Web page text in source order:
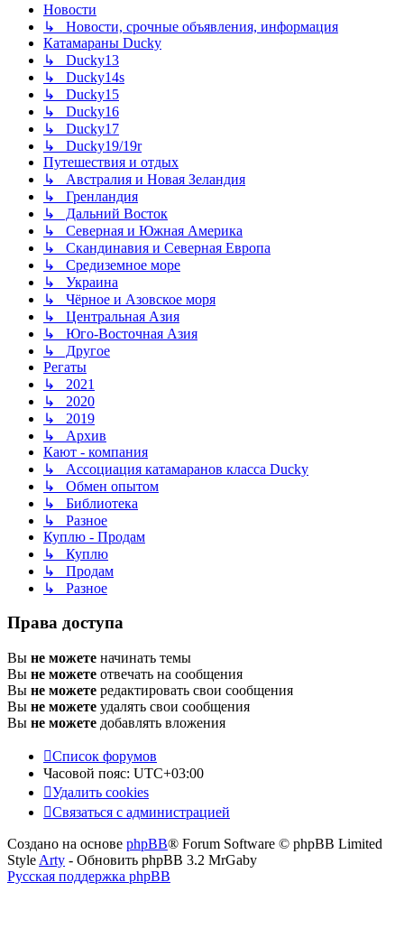
Новости
↳ Новости, срочные объявления, информация
Катамараны Ducky
↳ Ducky13
↳ Ducky14s
↳ Ducky15
↳ Ducky16
↳ Ducky17
↳ Ducky19/19r
Путешествия и отдых
↳ Австралия и Новая Зеландия
↳ Гренландия
↳ Дальний Восток
↳ Северная и Южная Америка
↳ Скандинавия и Северная Европа
↳ Средиземное море
↳ Украина
↳ Чёрное и Азовское моря
↳ Центральная Азия
↳ Юго-Восточная Азия
↳ Другое
Регаты
↳ 2021
↳ 2020
↳ 2019
↳ Архив
Кают - компания
↳ Ассоциация катамаранов класса Ducky
↳ Обмен опытом
↳ Библиотека
↳ Разное
Куплю - Продам
↳ Куплю
↳ Продам
↳ Разное
Права доступа
Вы не можете начинать темы
Вы не можете отвечать на сообщения
Вы не можете редактировать свои сообщения
Вы не можете удалять свои сообщения
Вы не можете добавлять вложения
Список форумов
Часовой пояс: UTC+03:00
Удалить cookies
Связаться с администрацией
Создано на основе phpBB® Forum Software © phpBB Limited
Style Arty - Обновить phpBB 3.2 MrGaby
Русская поддержка phpBB